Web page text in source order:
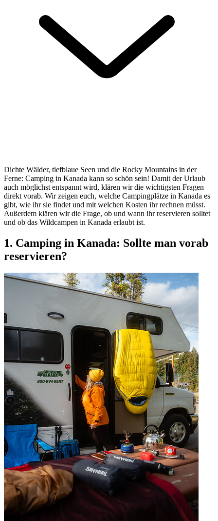
Dichte Wälder, tiefblaue Seen und die Rocky Mountains in der
Ferne: Camping in Kanada kann so schön sein! Damit der Urlaub
auch möglichst entspannt wird, klären wir die wichtigsten Fragen
direkt vorab. Wir zeigen euch, welche Campingplätze in Kanada es
gibt, wie ihr sie findet und mit welchen Kosten ihr rechnen müsst.
Außerdem klären wir die Frage, ob und wann ihr reservieren solltet
und ob das Wildcampen in Kanada erlaubt ist.
1. Camping in Kanada: Sollte man vorab
reservieren?